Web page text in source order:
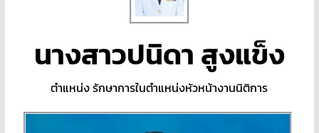
นางสาวปนิดา สูงแข็ง
ตำแหน่ง รักษาการในตำแหน่งหัวหน้างานนิติการ